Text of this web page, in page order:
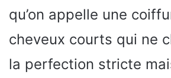
qu’on appelle une
cheveux courts qui ne
la perfection stricte